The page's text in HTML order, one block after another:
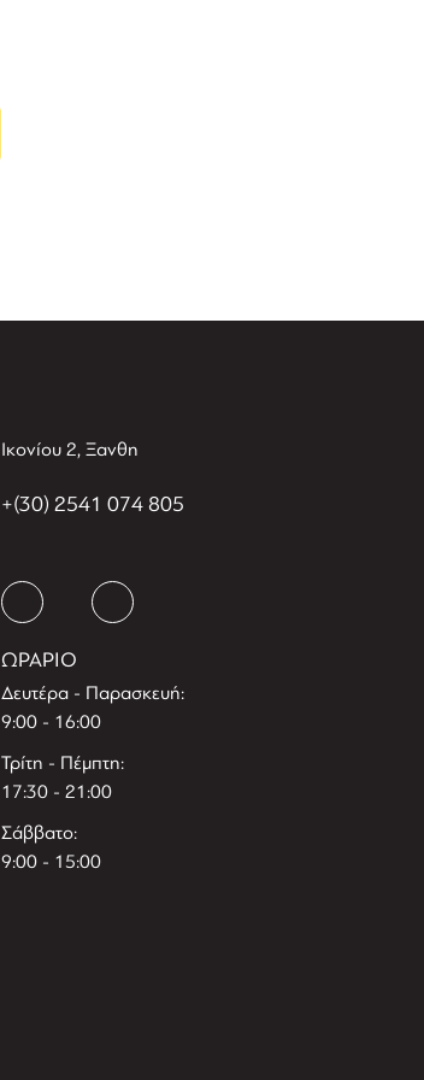
Ικονίου 2, Ξανθη
+(30) 2541 074 805
ΩΡΑΡΙΟ
Δευτέρα - Παρασκευή:
9:00 - 16:00
Τρίτη - Πέμπτη:
17:30 - 21:00
Σάββατο:
9:00 - 15:00